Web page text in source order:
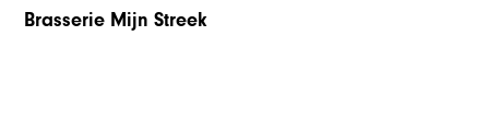
Brasserie Mijn Streek